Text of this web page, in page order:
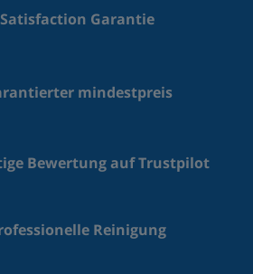
Satisfaction Garantie
mindestpreis
Bewertung auf Trustpilot
Reinigung